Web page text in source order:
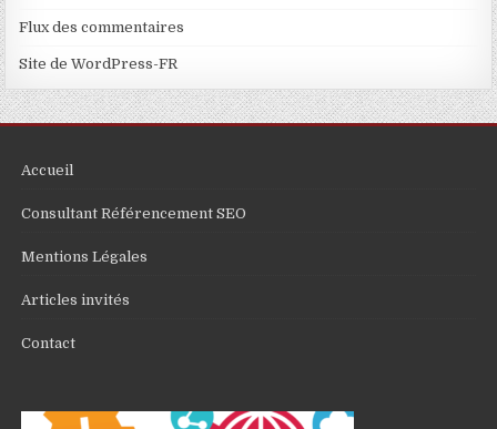
Flux des commentaires
Site de WordPress-FR
Accueil
Consultant Référencement SEO
Mentions Légales
Articles invités
Contact